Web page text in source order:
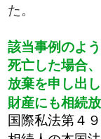
た。
該当事例のよ
死亡した場合
放棄を申し出
財産にも相続
国際私法第４